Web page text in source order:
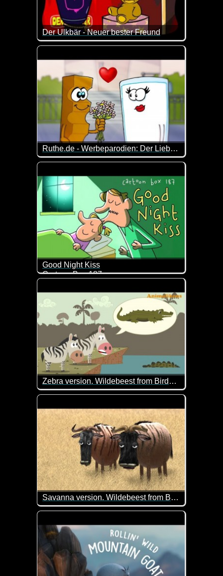
Der Ulkbär - Neuer bester Freund
vom Ulkbären habe ich ja schon mehr verteilt.
Ruthe.de - Werbeparodien: Der Liebesfilm
Diese Werbeparodien haben alle etwas mit dem
Good Night Kiss
Cartoon Box 187
Zebra version. Wildebeest from Birdbox Studio. Fake news
Dieses Video kennen wir schon mit anderen
Savanna version. Wildebeest from Birdbox Studio
Ein ähnliches Video gab es früher schon mal.